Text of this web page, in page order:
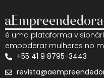
é uma plataforma
empoderar mulheres no
+55 41 9 8795-3443